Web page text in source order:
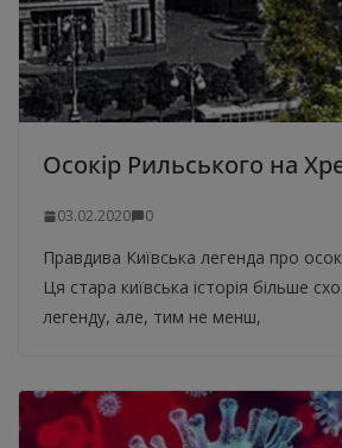
Осокір Рильського на
03.02.2020 0
Правдива Київська легенда про
Ця стара київська історія більше
легенду, але, тим не менш,